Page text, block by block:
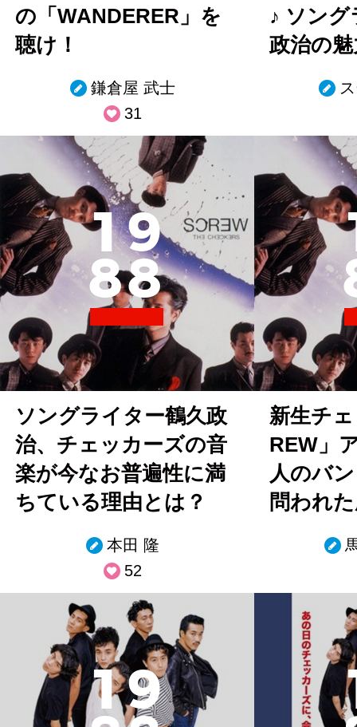
の「WANDERER」を
聴け！
鎌倉屋 武士
31
♪ ソン
政治の
19
88
ソングライター鶴久政
治、チェッカーズの音
楽が今なお普遍性に満
ちている理由とは？
本田 隆
52
新生チ
REW」
人のバ
問われ
19